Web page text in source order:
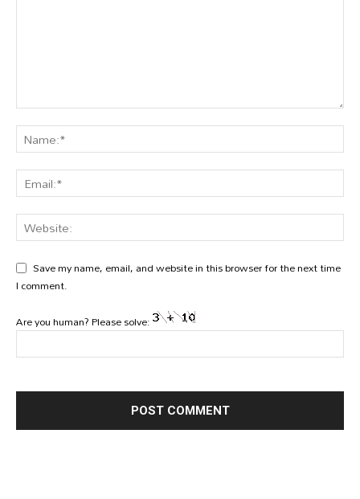
Save my name, email, and website in this browser for the next time
I comment.
Are you human? Please solve: